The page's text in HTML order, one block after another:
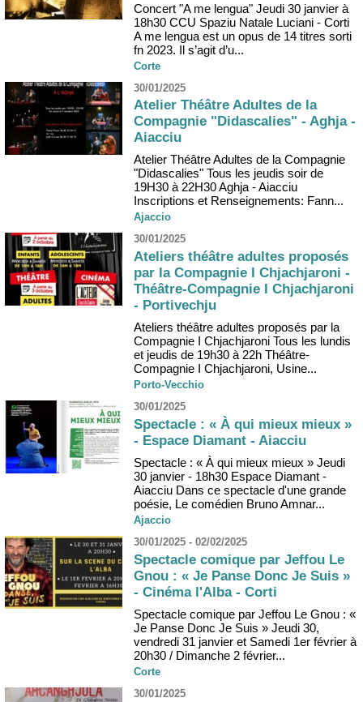
Concert "A me lengua" Jeudi 30 janvier à
18h30 CCU Spaziu Natale Luciani - Corti
A me lengua est un opus de 14 titres sorti
fn 2023. Il s’agit d’u...
Corte
30/01/2025
Atelier Théâtre Adultes de la
Compagnie "Didascalies" - Aghja -
Aiacciu
Atelier Théâtre Adultes de la Compagnie
"Didascalies" Tous les jeudis soir de
19H30 à 22H30 Aghja - Aiacciu
Inscriptions et Renseignements: Fann...
Ajaccio
30/01/2025
Ateliers théâtre adultes proposés
par la Compagnie I Chjachjaroni -
Théâtre-Compagnie I Chjachjaroni
- Portivechju
Ateliers théâtre adultes proposés par la
Compagnie I Chjachjaroni Tous les lundis
et jeudis de 19h30 à 22h Théâtre-
Compagnie I Chjachjaroni, Usine...
Porto-Vecchio
30/01/2025
Spectacle : « À qui mieux mieux »
- Espace Diamant - Aiacciu
Spectacle : « À qui mieux mieux » Jeudi
30 janvier - 18h30 Espace Diamant -
Aiacciu Dans ce spectacle d'une grande
poésie, Le comédien Bruno Amnar...
Ajaccio
30/01/2025 - 02/02/2025
Spectacle comique par Jeffou Le
Gnou : « Je Panse Donc Je Suis »
- Cinéma l'Alba - Corti
Spectacle comique par Jeffou Le Gnou : «
Je Panse Donc Je Suis » Jeudi 30,
vendredi 31 janvier et Samedi 1er février à
20h30 / Dimanche 2 février...
Corte
30/01/2025